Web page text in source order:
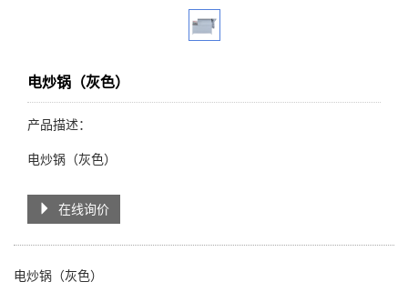
电炒锅（灰色）
产品描述：
电炒锅（灰色）
在线询价
电炒锅（灰色）